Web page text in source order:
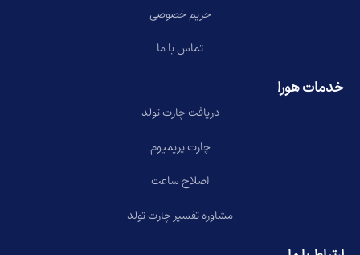
حریم خصوصی
تماس با ما
خدمات هورا
دریافت چارت تولد
چارت پریمیوم
اصلاح ساعت
مشاوره تفسیر چارت تولد